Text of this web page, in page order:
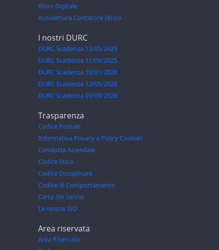
Ritiro Digitale
Autolettura Contatore Idrico
I nostri DURC
DURC Scadenza 13/05/2025
DURC Scadenza 11/09/2025
DURC Scadenza 10/01/2026
DURC Scadenza 12/05/2026
DURC Scadenza 09/09/2026
Trasparenza
Codice Postale
Informativa Privacy e Policy Cookies
Condotta Aziendale
Codice Etico
Codice Disciplinare
Codice di Comportamento
Carta dei Servizi
Le nostre ISO
Area riservata
Area Riservata